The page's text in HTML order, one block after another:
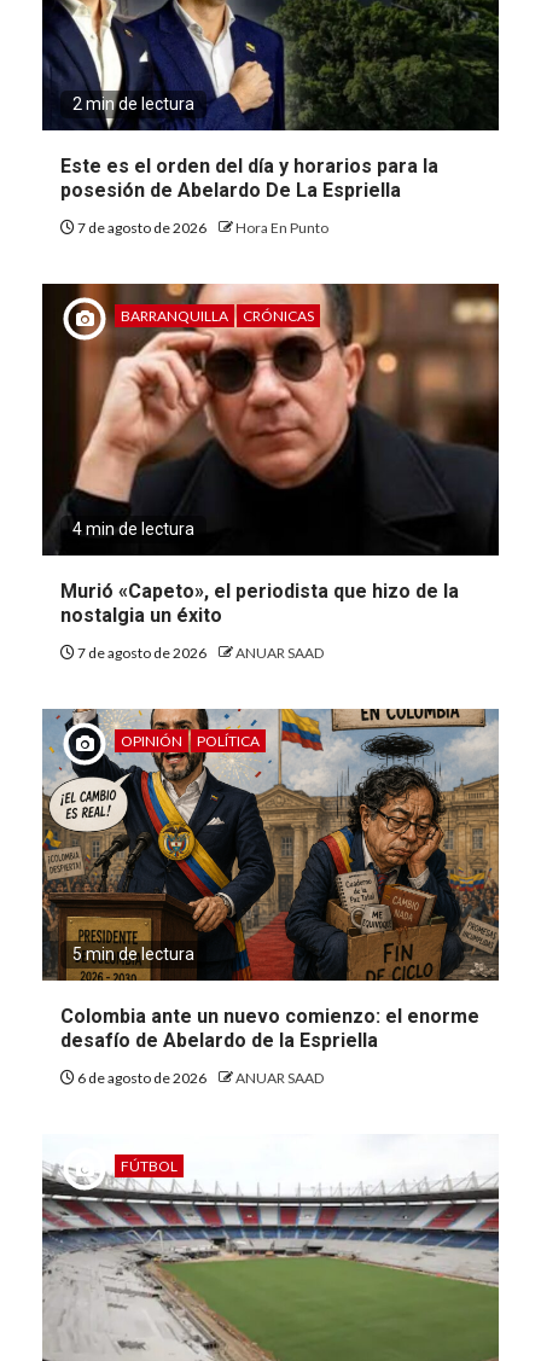
2 min de lectura
Este es el orden del día y horarios para la
posesión de Abelardo De La Espriella
7 de agosto de 2026 Hora En Punto
BARRANQUILLA CRÓNICAS
4 min de lectura
Murió «Capeto», el periodista que hizo de la
nostalgia un éxito
7 de agosto de 2026 ANUAR SAAD
OPINIÓN POLÍTICA
5 min de lectura
Colombia ante un nuevo comienzo: el enorme
desafío de Abelardo de la Espriella
6 de agosto de 2026 ANUAR SAAD
FÚTBOL